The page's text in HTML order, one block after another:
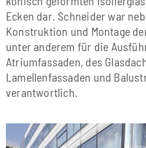
Ecken dar. Schneider war
Konstruktion und Montage
unter anderem für die
Atriumfassaden, des
Lamellenfassaden und
verantwortlich.